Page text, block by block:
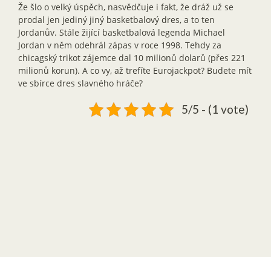
Že šlo o velký úspěch, nasvědčuje i fakt, že dráž už se
prodal jen jediný jiný basketbalový dres, a to ten
Jordanův. Stále žijící basketbalová legenda Michael
Jordan v něm odehrál zápas v roce 1998. Tehdy za
chicagský trikot zájemce dal 10 milionů dolarů (přes 221
milionů korun). A co vy, až trefíte Eurojackpot? Budete mít
ve sbírce dres slavného hráče?
5/5 - (1 vote)